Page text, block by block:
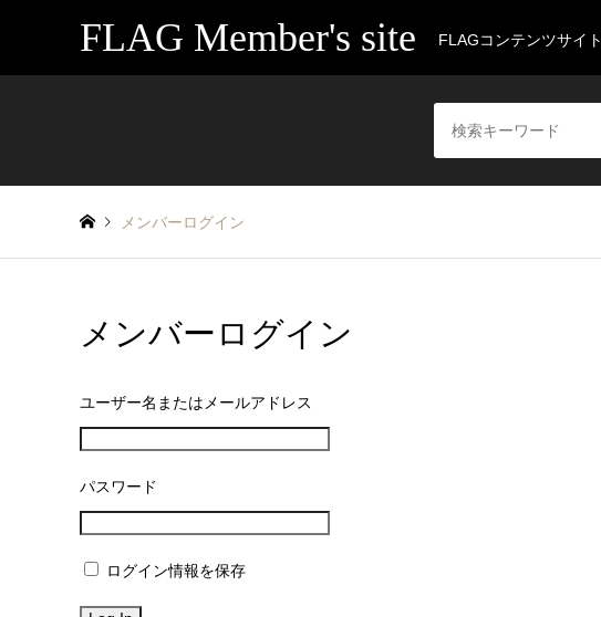
FLAG Member's site FLAGコンテンツサイト
メンバーログイン
メンバーログイン
ユーザー名またはメールアドレス
パスワード
ログイン情報を保存